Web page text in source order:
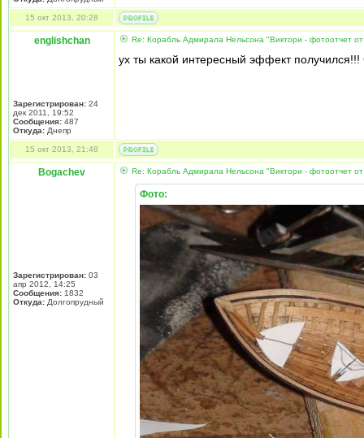
15 окт 2013, 20:28
englishchan
Зарегистрирован: 24
дек 2011, 19:52
Сообщения: 487
Откуда: Днепр
Re: Корабль Адмирала Нельсона "Виктори - фотоотчет
ух ты какой интересный эффект
15 окт 2013, 21:48
Bogachev
Зарегистрирован: 03
апр 2012, 14:25
Сообщения: 1832
Откуда: Долгопрудный
Re: Корабль Адмирала Нельсона "Виктори - фотоотчет
Фото: